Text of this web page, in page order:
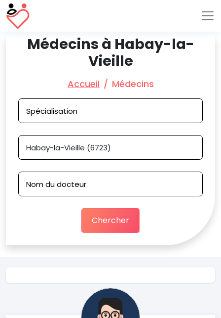
Médecins à Habay-la-
Vieille
Accueil Médecins
Chercher